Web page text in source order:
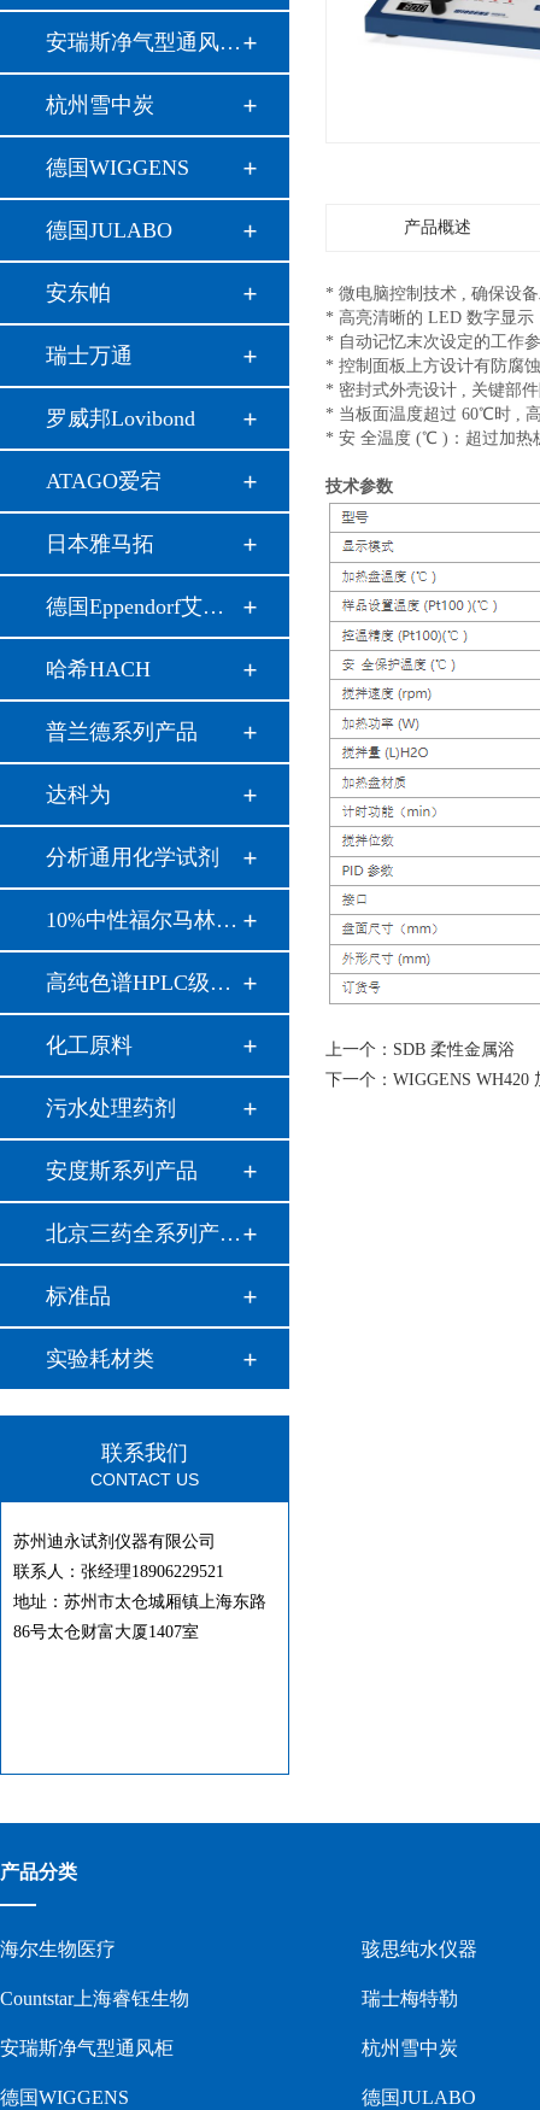
安瑞斯净气型通风柜…
杭州雪中炭
德国WIGGENS
德国JULABO
安东帕
瑞士万通
罗威邦Lovibond
ATAGO爱宕
日本雅马拓
德国Eppendorf艾本…
哈希HACH
普兰德系列产品
达科为
分析通用化学试剂
10%中性福尔马林溶…
高纯色谱HPLC级溶剂…
化工原料
污水处理药剂
安度斯系列产品
北京三药全系列产品…
标准品
实验耗材类
联系我们
CONTACT US
苏州迪永试剂仪器有限公司
联系人： 张经理18906229521
地址：苏州市太仓城厢镇上海东路
86号太仓财富大厦1407室
产品概述
* 微电脑控制技术 , 确保设
* 高亮清晰的 LED 数字显
* 自动记忆末次设定的工作
* 控制面板上方设计有防腐
* 密封式外壳设计 , 关键部
* 当板面温度超过 60℃时 ,
* 安 全温度 (℃ )：超过加热
技术参数
上一个： SDB 柔性金属浴
下一个： WIGGENS WH420
产品分类
海尔生物医疗 骇思纯水仪器
Countstar上海睿钰生物 瑞士梅特勒
安瑞斯净气型通风柜 杭州雪中炭
德国WIGGENS 德国JULABO